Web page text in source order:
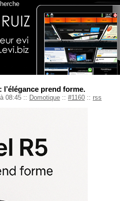
prend forme.
08:45 :: Domotique :: #1160 :: rss